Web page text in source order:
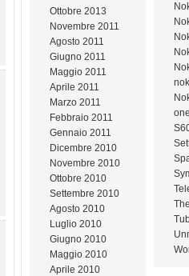
Ottobre 2013
Novembre 2011
Agosto 2011
Giugno 2011
Maggio 2011
Aprile 2011
Marzo 2011
Febbraio 2011
Gennaio 2011
Dicembre 2010
Novembre 2010
Ottobre 2010
Settembre 2010
Agosto 2010
Luglio 2010
Giugno 2010
Maggio 2010
Aprile 2010